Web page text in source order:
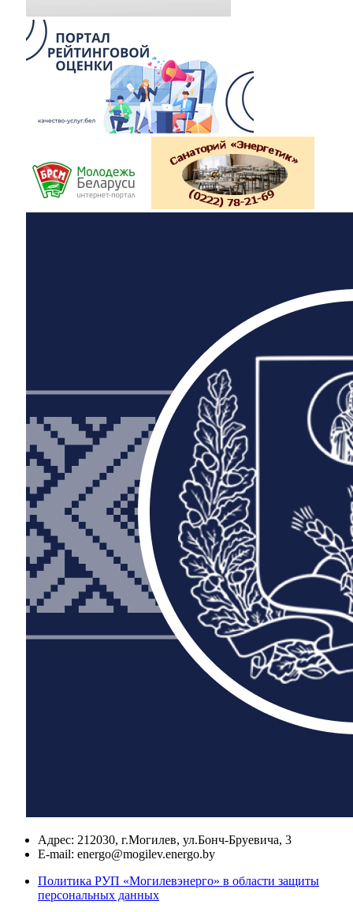
Адрес: 212030, г.Могилев, ул.Бонч-Бруевича, 3
E-mail: energo@mogilev.energo.by
Политика РУП «Могилевэнерго» в области защиты
персональных данных